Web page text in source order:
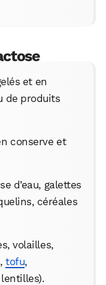
et en
de produits
conserve et
d’eau, galettes
céréales
volailles,
tofu,